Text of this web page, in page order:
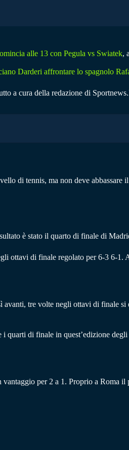
alle 13 con Pegula vs Swiatek,
Darderi affrontare lo spagnolo
a cura della redazione di
di tennis, ma non deve abbassare
è stato il quarto di finale di
ottavi di finale regolato per 6-3 6-
tre volte negli ottavi di finale
di finale in quest’edizione
per 2 a 1. Proprio a Roma